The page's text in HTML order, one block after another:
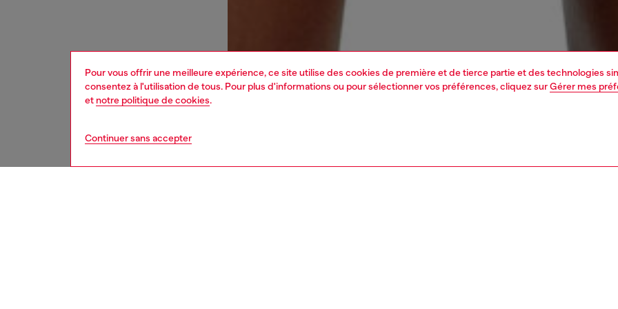
Pour vous offrir une meilleure expérience, ce site utilise des cookies de première et de tierce partie et des technologies
consentez à l'utilisation de tous. Pour plus d'informations ou pour sélectionner vos préférences, cliquez surGérer mes
et notre politique de cookies.
Continuer sans accepter